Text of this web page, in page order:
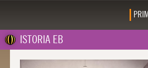
ISTORIA EB